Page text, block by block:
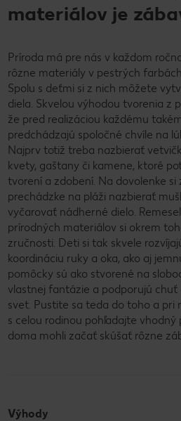
materiálov je
Príroda má pre nás v každom
rôzne materiály v pestrých
Spolu s deťmi si z nich môžete
diela. Skvelou výhodou tvorenia z
že pred realizáciou každému
predchádzajú spoločné chvíle na
Najprv totiž treba nazbierať
kvety, gaštany či kamene, ktoré
tvorení a zdobení. Na dovolenke
prechádzke na pláži nazbierať
vyčarovať nádherné dielo.
prírodných materiálov si okrem
zručnosti. Deti si tak skvele
koordináciu ruky a oka, ako aj
pomôcky sú ako stvorené na
vlastnej fantázie a podporujú
svet. Pustite sa teda do toho a pri
s celou rodinou pohľadajte
doma mohli začať skúšať rôzne
Výhody